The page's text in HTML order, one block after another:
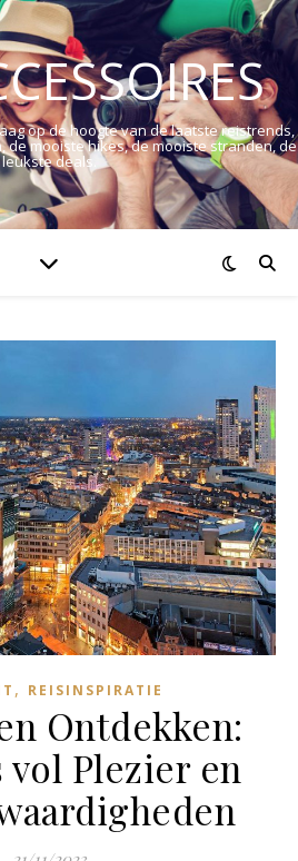
op de hoogte van de laatste reistrends,
de mooiste hikes, de mooiste stranden, de
leukste deals.
, REISINSPIRATIE
Ontdekken:
vol Plezier en